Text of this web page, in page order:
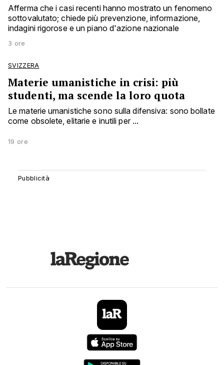
Afferma che i casi recenti hanno mostrato un fenomeno
sottovalutato; chiede più prevenzione, informazione,
indagini rigorose e un piano d'azione nazionale
3 ore
SVIZZERA
Materie umanistiche in crisi: più
studenti, ma scende la loro quota
Le materie umanistiche sono sulla difensiva: sono bollate
come obsolete, elitarie e inutili per ...
19 ore